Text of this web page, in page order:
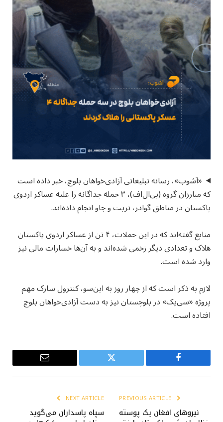
«آشوب»، رسانه تبلیغاتی آزادی‌خواهان بلوچ، خبر داده است
که مبارزان گروه (بی‌ال‌اف)، ۳ حمله جداگانه را علیه عساکر اردوی
پاکستان در مناطق گوادر، تربت و جاو انجام داده‌اند.
منابع گفته‌اند که در این حملات، ۴ تن از عساکر اردوی پاکستان
هلاک و تعدادی دیگر زخمی شده‌اند و به آن‌ها خسارات مالی نیز
وارد شده است.
لازم به ذکر است که از چهار روز به این‌سو، کنترول سارک مهم
پروژه «سی‌پک» در بلوچستان نیز به دست آزادی‌خواهان بلوچ
افتاده است.
Facebook
Twitter
Email
نیروهای افغان یک پوسته
NEXT ARTICLE
سپاه پاسداران می‌گوید